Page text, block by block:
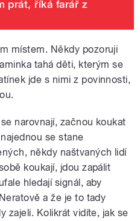
prát, říká farář z
místem. Někdy pozoruji
tahá děti, kterým se
jde s nimi z povinnosti,
narovnají, začnou koukat
se stane
někdy naštvaných lidí
koukají, jdou zapálit
hledají signál, aby
a že je to tady
zajeli. Kolikrát vidíte, jak se